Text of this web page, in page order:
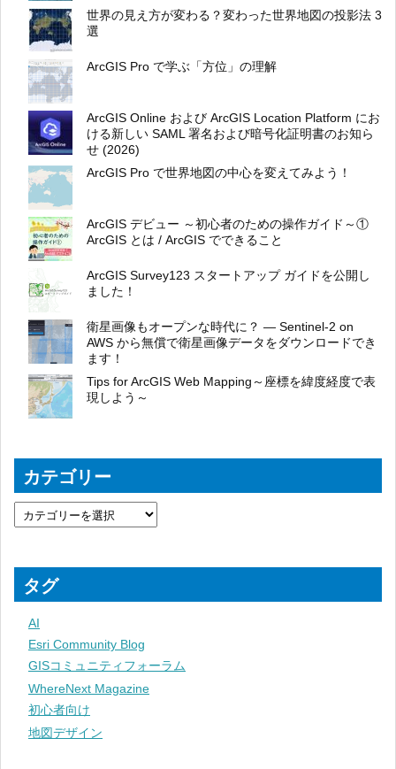
世界の見え方が変わる？変わった世界地図の投影法 3
選
ArcGIS Pro で学ぶ「方位」の理解
ArcGIS Online および ArcGIS Location Platform にお
ける新しい SAML 署名および暗号化証明書のお知ら
せ (2026)
ArcGIS Pro で世界地図の中心を変えてみよう！
ArcGIS デビュー ～初心者のための操作ガイド～①
ArcGIS とは / ArcGIS でできること
ArcGIS Survey123 スタートアップ ガイドを公開し
ました！
衛星画像もオープンな時代に？ ― Sentinel-2 on
AWS から無償で衛星画像データをダウンロードでき
ます！
Tips for ArcGIS Web Mapping～座標を緯度経度で表
現しよう～
カテゴリー
タグ
AI
Esri Community Blog
GISコミュニティフォーラム
WhereNext Magazine
初心者向け
地図デザイン